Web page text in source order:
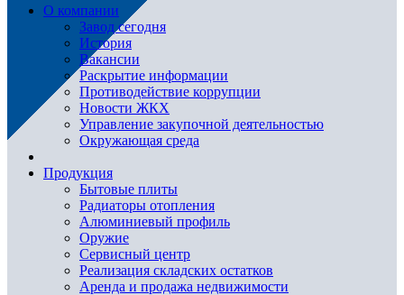
О компании
Завод сегодня
История
Вакансии
Раскрытие информации
Противодействие коррупции
Новости ЖКХ
Управление закупочной деятельностью
Окружающая среда
Продукция
Бытовые плиты
Радиаторы отопления
Алюминиевый профиль
Оружие
Сервисный центр
Реализация складских остатков
Аренда и продажа недвижимости